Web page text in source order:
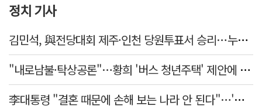
정치 기사
김민석, 與전당대회 제주·인천 당원투표서 승리…누적 득표는 '초박빙'
"내로남불·탁상공론"…황희 '버스 청년주택' 제안에 與 내부서도 쓴소리
李대통령 "결혼 때문에 손해 보는 나라 안 된다"…'결혼 페널티' 22개 손본다